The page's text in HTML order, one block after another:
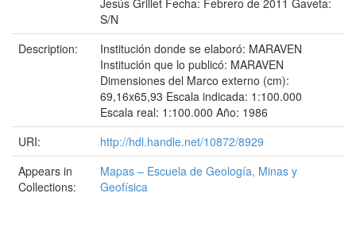
Jesús Grillet Fecha: Febrero de 2011 Gaveta:
S/N
Description:
Institución donde se elaboró: MARAVEN
Institución que lo publicó: MARAVEN
Dimensiones del Marco externo (cm):
69,16x65,93 Escala indicada: 1:100.000
Escala real: 1:100.000 Año: 1986
URI:
http://hdl.handle.net/10872/8929
Appears in
Collections:
Mapas – Escuela de Geología, Minas y
Geofísica